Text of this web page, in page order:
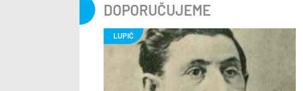
DOPORUČUJEME